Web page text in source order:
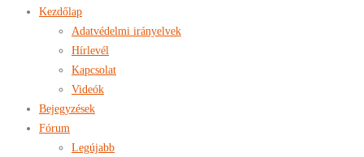
Kezdőlap
Adatvédelmi irányelvek
Hírlevél
Kapcsolat
Videók
Bejegyzések
Fórum
Legújabb